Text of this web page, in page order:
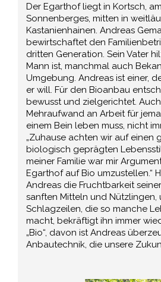
Der Egarthof liegt in Kortsch,
Sonnenberges, mitten in
Kastanienhainen. Andreas
bewirtschaftet den
dritten Generation. Sein Vater
Mann ist, manchmal auch
Umgebung. Andreas ist einer,
er will. Für den Bioanbau
bewusst und zielgerichtet.
Mehraufwand an Arbeit für
einem Bein leben muss, nicht
„Zuhause achten wir auf einen
biologisch geprägten
meiner Familie war mir
Egarthof auf Bio umzustellen.“
Andreas die Fruchtbarkeit
sanften Mitteln und Nützlingen,
Schlagzeilen, die so manche
macht, bekräftigt ihn immer
„Bio“, davon ist Andreas
Anbautechnik, die unsere